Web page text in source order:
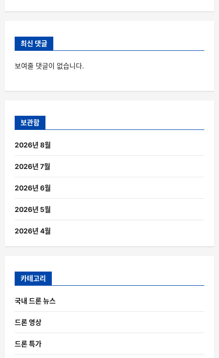
최신 댓글
보여줄 댓글이 없습니다.
보관함
2026년 8월
2026년 7월
2026년 6월
2026년 5월
2026년 4월
카테고리
국내 드론 뉴스
드론 영상
드론 특가